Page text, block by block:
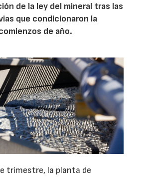
de la ley del mineral tras las
que condicionaron la
de año.
trimestre, la planta de